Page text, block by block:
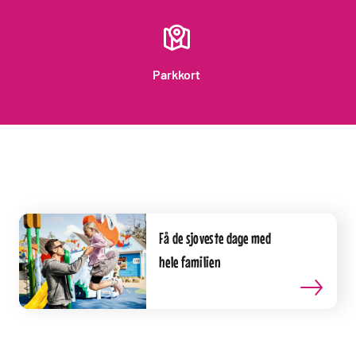
Parkkort
Få de sjoveste dage med
hele familien